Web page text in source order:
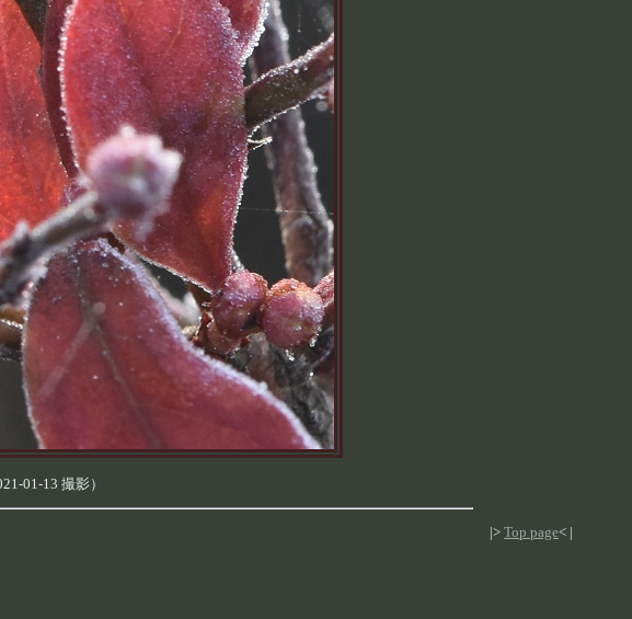
01-13 撮影）
|> Top page< |